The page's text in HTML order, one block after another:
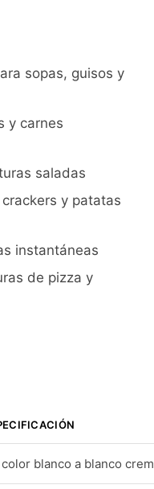
sopas, guisos y
y carnes
saladas
y patatas
instantáneas
de pizza y
color blanco a blanco